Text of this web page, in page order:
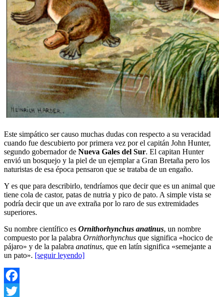
Este simpático ser causo muchas dudas con respecto a su veracidad
cuando fue descubierto por primera vez por el capitán John Hunter,
segundo gobernador de Nueva Gales del Sur. El capitan Hunter
envió un bosquejo y la piel de un ejemplar a Gran Bretaña pero los
naturistas de esa época pensaron que se trataba de un engaño.
Y es que para describirlo, tendríamos que decir que es un animal que
tiene cola de castor, patas de nutria y pico de pato. A simple vista se
podría decir que un ave extraña por lo raro de sus extremidades
superiores.
Su nombre científico es Ornithorhynchus anatinus, un nombre
compuesto por la palabra Ornithorhynchus que significa «hocico de
pájaro» y de la palabra anatinus, que en latín significa «semejante a
un pato». [seguir leyendo]
Facebook